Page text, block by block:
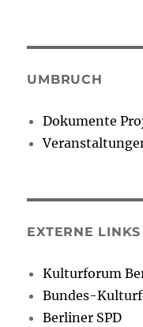
UMBRUCH
Dokumente
EXTERNE LINKS
Kulturforum
Bundes-
Berliner SPD